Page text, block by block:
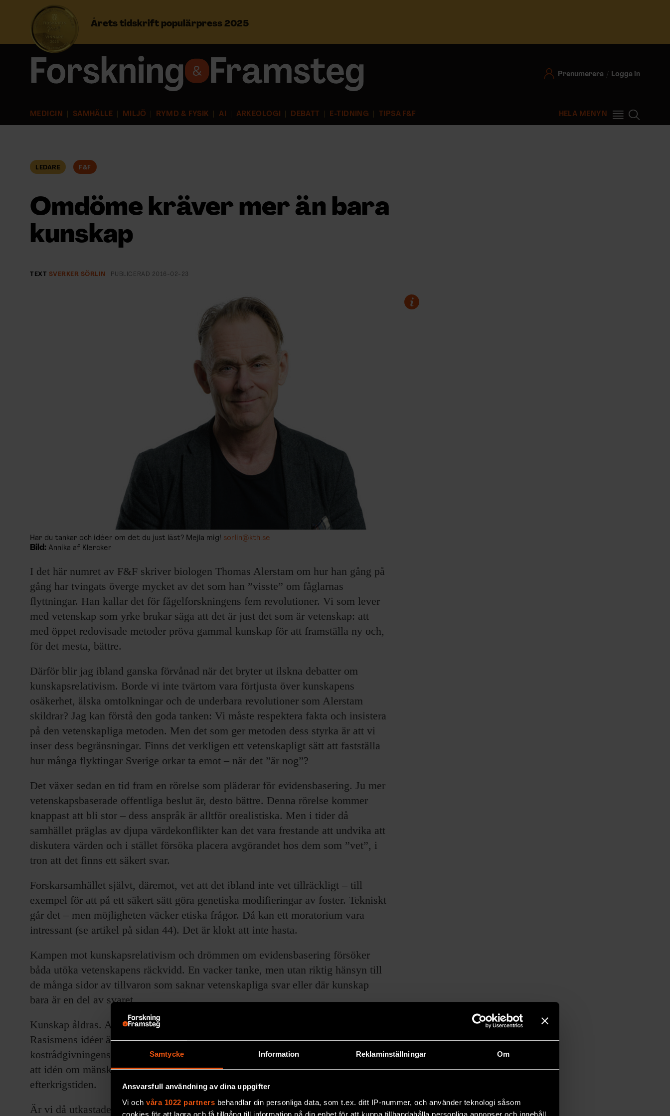
Samtycke Information Reklaminställningar Om
Ansvarsfull användning av dina uppgifter
Vi och våra 1022 partners behandlar din personliga data, som t.ex. ditt IP-nummer, och använder teknologi såsom
cookies för att lagra och få tillgång till information på din enhet för att kunna tillhandahålla personliga annonser och innehåll,
Årets tidskrift populärpress 2025
Prenumerera Logga in
MEDICIN SAMHÄLLE MILJÖ RYMD & FYSIK AI ARKEOLOGI DEBATT E-TIDNING TIPSA F&F HELA MENYN
r
Prenumerera
NYHETSBREV
ARKIV & E-TIDNING
LYSSNA/PODD
EVENEMANG & RESOR
LEDARE F&F
Omdöme kräver mer än bara
kunskap
TEXT SVERKER SÖRLIN PUBLICERAD 2016-02-23
Har du tankar och idéer om det du just läst? Mejla mig! sorlin@kth.se
Bild: Annika af Klercker
I det här numret av F&F skriver biologen Thomas Alerstam om hur han gång på
gång har tvingats överge mycket av det som han ”visste” om fåglarnas
flyttningar. Han kallar det för fågelforskningens fem revolutioner. Vi som lever
med vetenskap som yrke brukar säga att det är just det som är vetenskap: att
med öppet redovisade metoder pröva gammal kunskap för att framställa ny och,
för det mesta, bättre.
Därför blir jag ibland ganska förvånad när det bryter ut ilskna debatter om
kunskapsrelativism. Borde vi inte tvärtom vara förtjusta över kunskapens
osäkerhet, älska omtolkningar och de underbara revolutioner som Alerstam
skildrar? Jag kan förstå den goda tanken: Vi måste respektera fakta och insistera
på den vetenskapliga metoden. Men det som ger metoden dess styrka är att vi
inser dess begränsningar. Finns det verkligen ett vetenskapligt sätt att fastställa
hur många flyktingar Sverige orkar ta emot – när det ”är nog”?
Det växer sedan en tid fram en rörelse som pläderar för evidensbasering. Ju mer
vetenskapsbaserade offentliga beslut är, desto bättre. Denna rörelse kommer
knappast att bli stor – dess anspråk är alltför orealistiska. Men i tider då
samhället präglas av djupa värdekonflikter kan det vara frestande att undvika att
diskutera värden och i stället försöka placera avgörandet hos dem som ”vet”, i
tron att det finns ett säkert svar.
Forskarsamhället självt, däremot, vet att det ibland inte vet tillräckligt – till
exempel för att på ett säkert sätt göra genetiska modifieringar av foster. Tekniskt
går det – men möjligheten väcker etiska frågor. Då kan ett moratorium vara
intressant (se artikel på sidan 44). Det är klokt att inte hasta.
Kampen mot kunskapsrelativism och drömmen om evidensbasering försöker
båda utöka vetenskapens räckvidd. En vacker tanke, men utan riktig hänsyn till
de många sidor av tillvaron som saknar vetenskapliga svar eller där kunskap
bara är en del av svaret.
Kunskap åldras. Annan kunskap var inte särskilt bra, fast den var vetenskaplig.
Rasismens idéer är kardinalexemplet. Men ”revolutioner” sker på alla områden:
kostrådgivningens, pedagogikens, ekonomins. Det kan vara nyttigt att erinra sig
att idén om mänsklig påverkan på klimatet avfärdades som oseriös långt in på
efterkrigstiden.
Är vi då utkastade i en kall, mörk värld där vi inte kan lita på något? Tvärtom.